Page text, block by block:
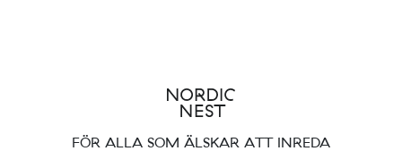
FÖR ALLA SOM ÄLSKAR ATT INREDA